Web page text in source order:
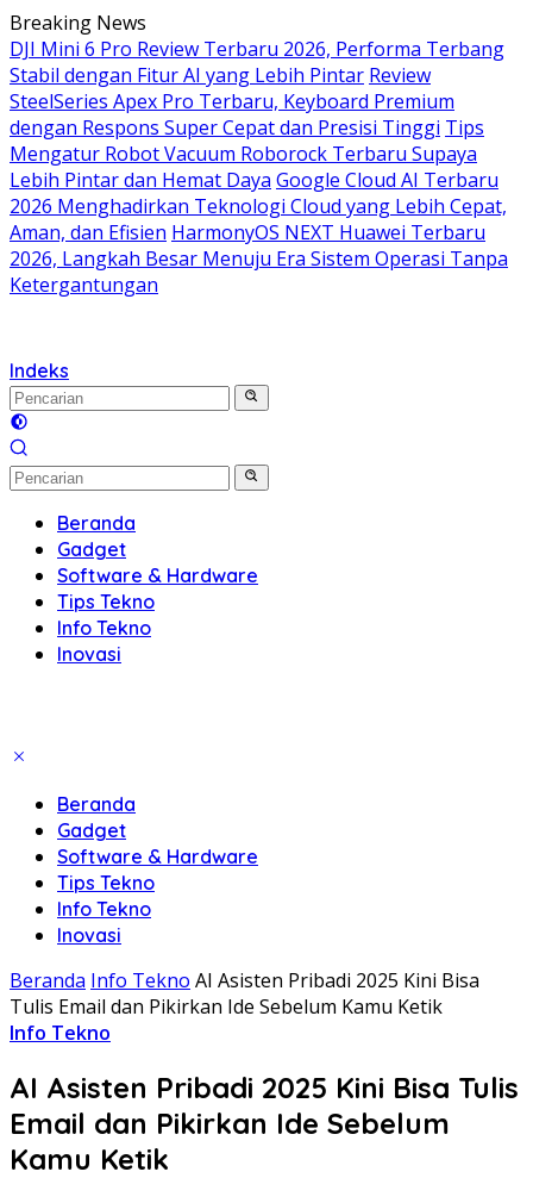
Langsung
ke
konten
Breaking News
DJI Mini 6 Pro Review Terbaru 2026, Performa Terbang
Stabil dengan Fitur AI yang Lebih Pintar Review
SteelSeries Apex Pro Terbaru, Keyboard Premium
dengan Respons Super Cepat dan Presisi Tinggi Tips
Mengatur Robot Vacuum Roborock Terbaru Supaya
Lebih Pintar dan Hemat Daya Google Cloud AI Terbaru
2026 Menghadirkan Teknologi Cloud yang Lebih Cepat,
Aman, dan Efisien HarmonyOS NEXT Huawei Terbaru
2026, Langkah Besar Menuju Era Sistem Operasi Tanpa
Ketergantungan
Indeks
Beranda
Gadget
Software & Hardware
Tips Tekno
Info Tekno
Inovasi
Beranda
Gadget
Software & Hardware
Tips Tekno
Info Tekno
Inovasi
Beranda Info Tekno AI Asisten Pribadi 2025 Kini Bisa
Tulis Email dan Pikirkan Ide Sebelum Kamu Ketik
Info Tekno
AI Asisten Pribadi 2025 Kini Bisa Tulis
Email dan Pikirkan Ide Sebelum
Kamu Ketik